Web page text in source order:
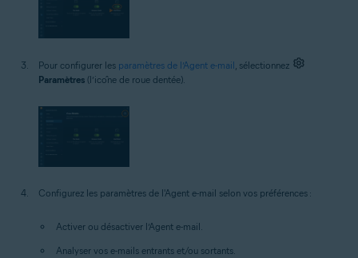
Pour configurer les paramètres de l’Agent e-mail, sélectionnez
Paramètres (l’icône de roue dentée).
Configurez les paramètres de l'Agent e-mail selon vos préférences :
Activer ou désactiver l’Agent e-mail.
Analyser vos e-mails entrants et/ou sortants.